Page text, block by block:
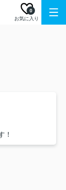
お気に入り
0
！